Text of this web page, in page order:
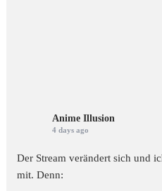
Anime Illusion
4 days ago
Der Stream verändert sich und
mit. Denn: